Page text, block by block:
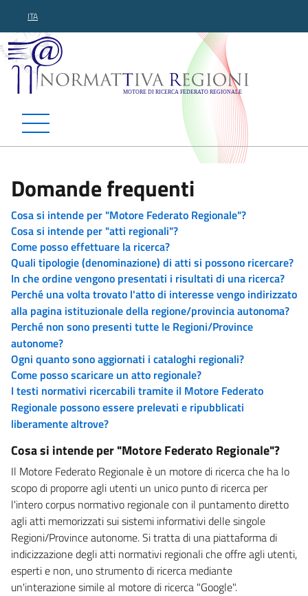
ITA
Normattiva Regioni -
Domande frequenti
Cosa si intende per "Motore Federato Regionale"?
Cosa si intende per "atti regionali"?
Come posso effettuare la ricerca?
Quali tipologie (denominazione) di atti si possono ricercare?
In che ordine vengono presentati i risultati di una ricerca?
Perché una volta trovato l'atto di interesse vengo indirizzato
alla pagina istituzionale della regione/provincia autonoma?
Perché non sono presenti tutte le Regioni/Province
autonome?
Ogni quanto sono aggiornati i cataloghi regionali?
Come posso scaricare un atto regionale?
I testi normativi ricercabili tramite il Motore Federato
Regionale possono essere prelevati e ripubblicati
liberamente altrove?
Cosa si intende per "Motore Federato Regionale"?
Il Motore Federato Regionale è un motore di ricerca che ha lo
scopo di proporre agli utenti un unico punto di ricerca per
l'intero corpus normativo regionale con il puntamento diretto
agli atti memorizzati sui sistemi informativi delle singole
Regioni/Province autonome. Si tratta di una piattaforma di
indicizzazione degli atti normativi regionali che offre agli utenti,
esperti e non, uno strumento di ricerca mediante
un'interazione simile al motore di ricerca "Google".